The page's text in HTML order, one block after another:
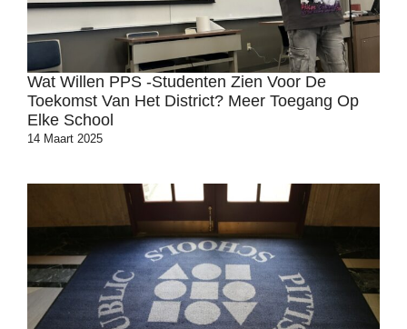
Wat Willen PPS -studenten Zien Voor De
Toekomst Van Het District? Meer Toegang Op
Elke School
14 Maart 2025